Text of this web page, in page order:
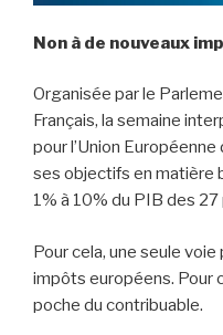
Non à de nouveaux
Organisée par le
Français, la semaine
pour l’Union
ses objectifs en matière
1% à 10% du PIB des 27
Pour cela, une seule
impôts européens. Pour
poche du contribuable.